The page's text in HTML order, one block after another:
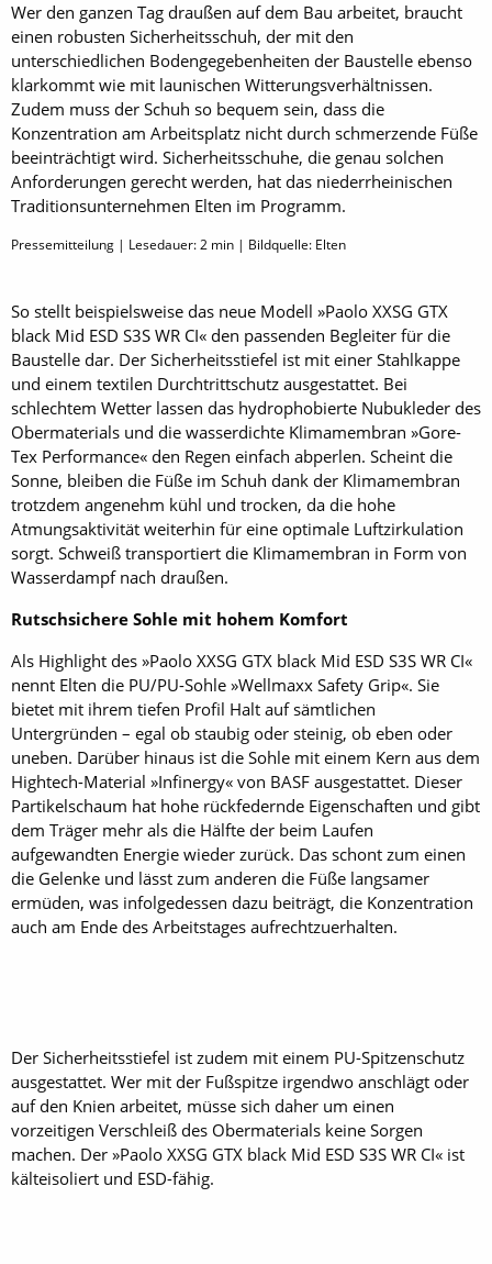
Wer den ganzen Tag draußen auf dem Bau arbeitet, braucht
einen robusten Sicherheitsschuh, der mit den
unterschiedlichen Bodengegebenheiten der Baustelle ebenso
klarkommt wie mit launischen Witterungsverhältnissen.
Zudem muss der Schuh so bequem sein, dass die
Konzentration am Arbeitsplatz nicht durch schmerzende Füße
beeinträchtigt wird. Sicherheitsschuhe, die genau solchen
Anforderungen gerecht werden, hat das niederrheinischen
Traditionsunternehmen Elten im Programm.
Pressemitteilung | Lesedauer:2 min | Bildquelle: Elten
So stellt beispielsweise das neue Modell »Paolo XXSG GTX
black Mid ESD S3S WR CI« den passenden Begleiter für die
Baustelle dar. Der Sicherheitsstiefel ist mit einer Stahlkappe
und einem textilen Durchtrittschutz ausgestattet. Bei
schlechtem Wetter lassen das hydrophobierte Nubukleder des
Obermaterials und die wasserdichte Klimamembran »Gore-
Tex Performance« den Regen einfach abperlen. Scheint die
Sonne, bleiben die Füße im Schuh dank der Klimamembran
trotzdem angenehm kühl und trocken, da die hohe
Atmungsaktivität weiterhin für eine optimale Luftzirkulation
sorgt. Schweiß transportiert die Klimamembran in Form von
Wasserdampf nach draußen.
Rutschsichere Sohle mit hohem Komfort
Als Highlight des »Paolo XXSG GTX black Mid ESD S3S WR CI«
nennt Elten die PU/PU-Sohle »Wellmaxx Safety Grip«. Sie
bietet mit ihrem tiefen Profil Halt auf sämtlichen
Untergründen – egal ob staubig oder steinig, ob eben oder
uneben. Darüber hinaus ist die Sohle mit einem Kern aus dem
Hightech-Material »Infinergy« von BASF ausgestattet. Dieser
Partikelschaum hat hohe rückfedernde Eigenschaften und gibt
dem Träger mehr als die Hälfte der beim Laufen
aufgewandten Energie wieder zurück. Das schont zum einen
die Gelenke und lässt zum anderen die Füße langsamer
ermüden, was infolgedessen dazu beiträgt, die Konzentration
auch am Ende des Arbeitstages aufrechtzuerhalten.
Der Sicherheitsstiefel ist zudem mit einem PU-Spitzenschutz
ausgestattet. Wer mit der Fußspitze irgendwo anschlägt oder
auf den Knien arbeitet, müsse sich daher um einen
vorzeitigen Verschleiß des Obermaterials keine Sorgen
machen. Der »Paolo XXSG GTX black Mid ESD S3S WR CI« ist
kälteisoliert und ESD-fähig.